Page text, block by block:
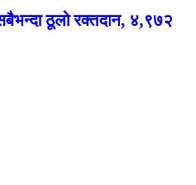
ठूलो रक्तदान, ४,९७२